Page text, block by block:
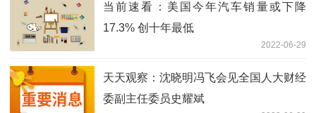
当前速看：美国今年汽车销量或下降
17.3% 创十年最低
2022-06-29
天天观察：沈晓明冯飞会见全国人大财经
委副主任委员史耀斌